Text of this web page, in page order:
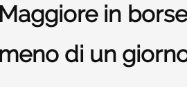
in
di un